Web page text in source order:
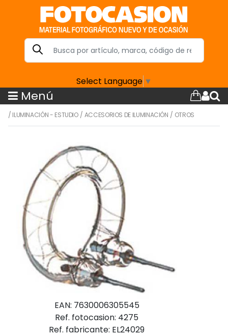
Select Language ▼
Menú
/ ILUMINACIÓN - ESTUDIO/ ACCESORIOS DE ILUMINACIÓN / OTROS
EAN: 7630006305545
Ref. fotocasion: 4275
Ref. fabricante: EL24029